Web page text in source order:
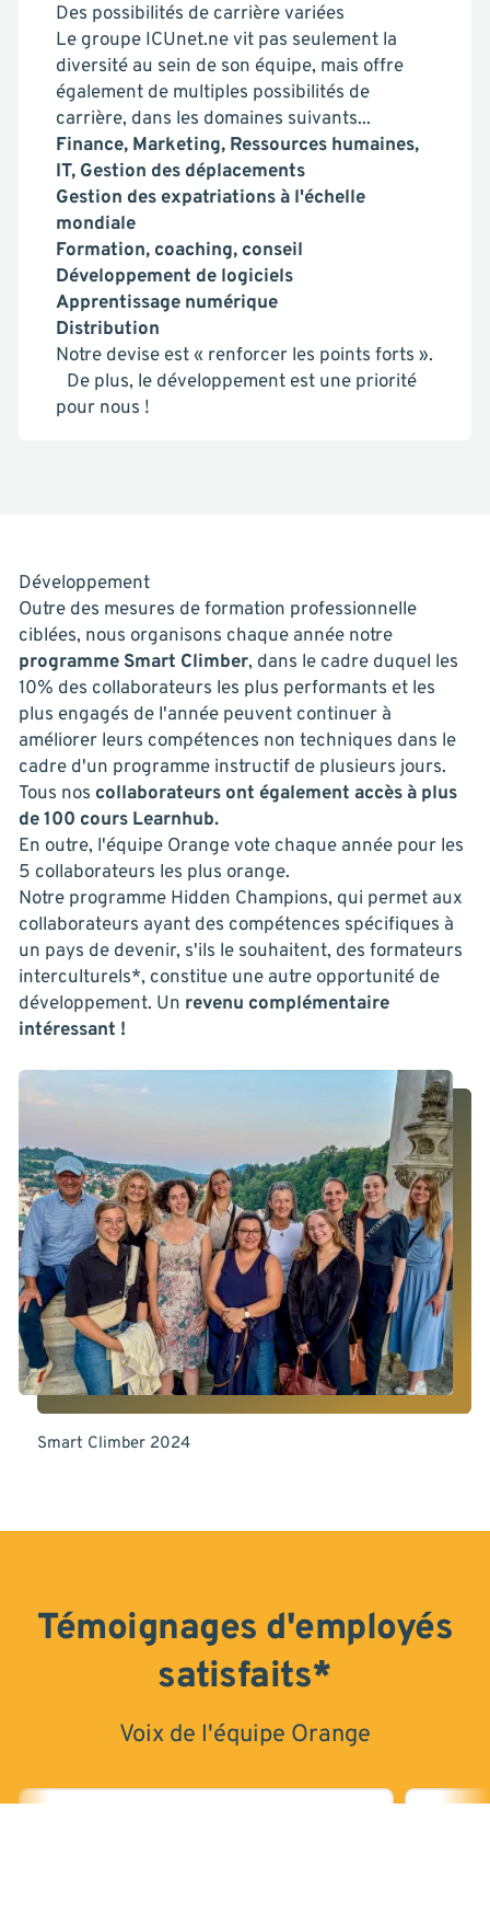
Des possibilités de carrière variées
Le groupe ICUnet.ne vit pas seulement la
diversité au sein de son équipe, mais offre
également de multiples possibilités de
carrière, dans les domaines suivants...
Finance, Marketing, Ressources humaines,
IT, Gestion des déplacements
Gestion des expatriations à l'échelle
mondiale
Formation, coaching, conseil
Développement de logiciels
Apprentissage numérique
Distribution
Notre devise est « renforcer les points forts ».
De plus, le développement est une priorité
pour nous !
Développement
Outre des mesures de formation professionnelle
ciblées, nous organisons chaque année notre
programme Smart Climber, dans le cadre duquel les
10% des collaborateurs les plus performants et les
plus engagés de l'année peuvent continuer à
améliorer leurs compétences non techniques dans le
cadre d'un programme instructif de plusieurs jours.
Tous nos collaborateurs ont également accès à plus
de 100 cours Learnhub.
En outre, l'équipe Orange vote chaque année pour les
5 collaborateurs les plus orange.
Notre programme Hidden Champions, qui permet aux
collaborateurs ayant des compétences spécifiques à
un pays de devenir, s'ils le souhaitent, des formateurs
interculturels*, constitue une autre opportunité de
développement. Un revenu complémentaire
intéressant !
Smart Climber 2024
Témoignages d'employés
satisfaits*
Voix de l'équipe Orange